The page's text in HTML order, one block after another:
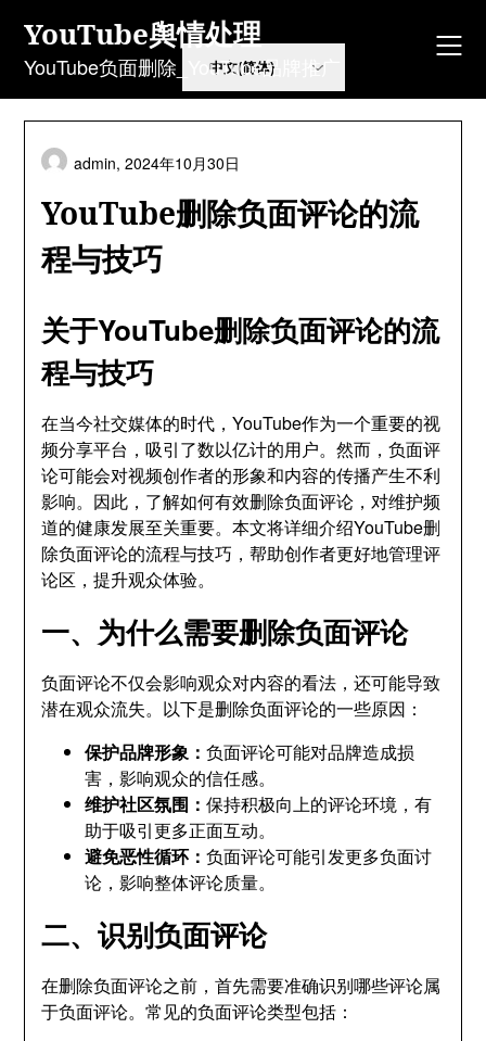
content
YouTube舆情处理
YouTube负面删除_YouTube品牌推广
YouTube删除负面评论的流
程与技巧
admin,2024年10月30日
关于YouTube删除负面评论的流
程与技巧
在当今社交媒体的时代，YouTube作为一个重要的视
频分享平台，吸引了数以亿计的用户。然而，负面评
论可能会对视频创作者的形象和内容的传播产生不利
影响。因此，了解如何有效删除负面评论，对维护频
道的健康发展至关重要。本文将详细介绍YouTube删
除负面评论的流程与技巧，帮助创作者更好地管理评
论区，提升观众体验。
一、为什么需要删除负面评论
负面评论不仅会影响观众对内容的看法，还可能导致
潜在观众流失。以下是删除负面评论的一些原因：
保护品牌形象：负面评论可能对品牌造成损
害，影响观众的信任感。
维护社区氛围：保持积极向上的评论环境，有
助于吸引更多正面互动。
避免恶性循环：负面评论可能引发更多负面讨
论，影响整体评论质量。
二、识别负面评论
在删除负面评论之前，首先需要准确识别哪些评论属
于负面评论。常见的负面评论类型包括：